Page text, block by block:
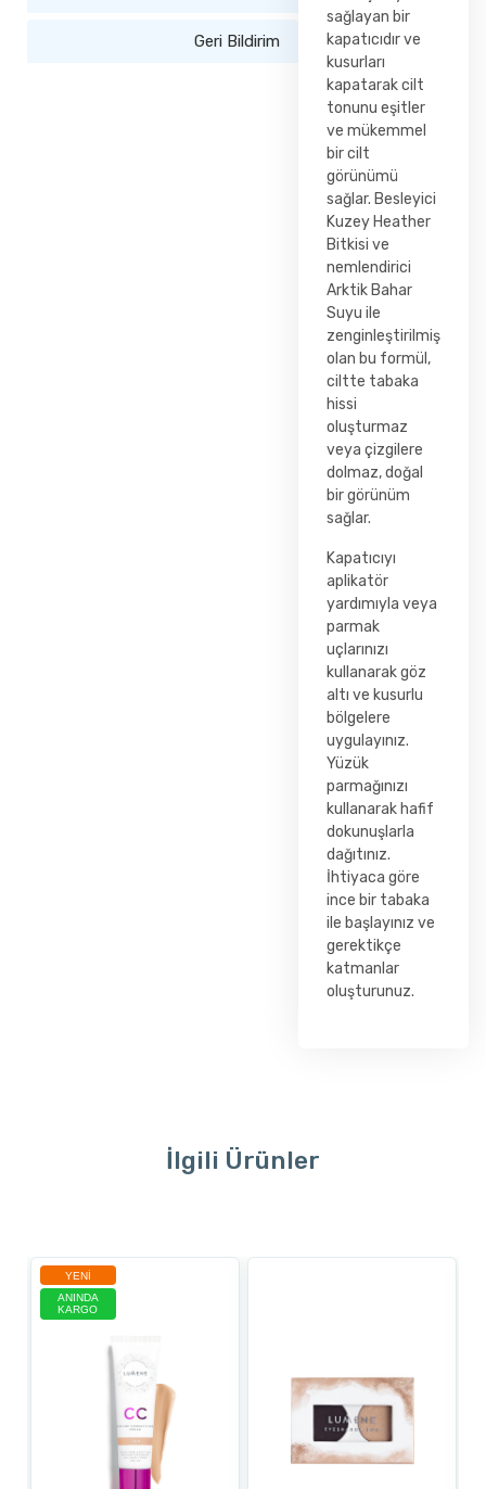
Geri Bildirim
sağlayan bir
kapatıcıdır ve
kusurları
kapatarak cilt
tonunu eşitler
ve mükemmel
bir cilt
görünümü
sağlar. Besleyici
Kuzey Heather
Bitkisi ve
nemlendirici
Arktik Bahar
Suyu ile
zenginleştirilmiş
olan bu formül,
ciltte tabaka
hissi
oluşturmaz
veya çizgilere
dolmaz, doğal
bir görünüm
sağlar.
Kapatıcıyı
aplikatör
yardımıyla veya
parmak
uçlarınızı
kullanarak göz
altı ve kusurlu
bölgelere
uygulayınız.
Yüzük
parmağınızı
kullanarak hafif
dokunuşlarla
dağıtınız.
İhtiyaca göre
ince bir tabaka
ile başlayınız ve
gerektikçe
katmanlar
oluşturunuz.
İlgili Ürünler
YENI
ANINDA
KARGO